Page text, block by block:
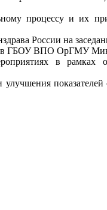
процессу и их
России на
в ГБОУ ВПО ОрГМУ
в рамках
показателей